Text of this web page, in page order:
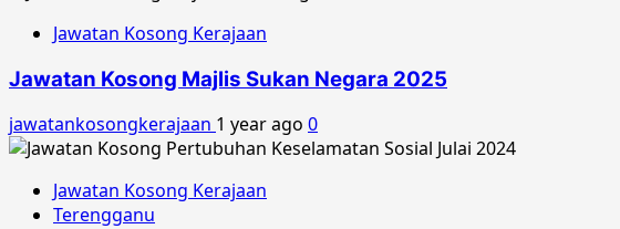
Jawatan Kosong Kerajaan
Jawatan Kosong Majlis Sukan Negara 2025
jawatankosongkerajaan 1 year ago 0
Jawatan Kosong Kerajaan
Terengganu